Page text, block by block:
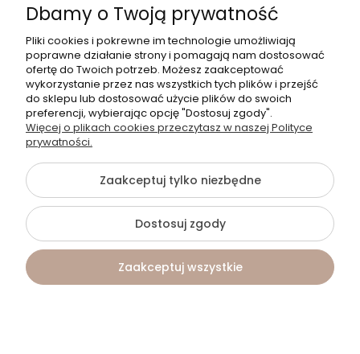
O NAS
POMOC
PRODUKTY
Szablon Flex byEcommercy
Dbamy o Twoją prywatność
Pliki cookies i pokrewne im technologie umożliwiają
poprawne działanie strony i pomagają nam dostosować
ofertę do Twoich potrzeb. Możesz zaakceptować
wykorzystanie przez nas wszystkich tych plików i przejść
do sklepu lub dostosować użycie plików do swoich
preferencji, wybierając opcję "Dostosuj zgody".
Więcej o plikach cookies przeczytasz w naszej Polityce
prywatności.
Zaakceptuj tylko niezbędne
Dostosuj zgody
Zaakceptuj wszystkie